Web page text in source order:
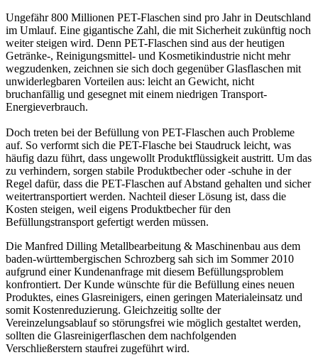
Ungefähr 800 Millionen PET-Flaschen sind pro Jahr in Deutschland
im Umlauf. Eine gigantische Zahl, die mit Sicherheit zukünftig noch
weiter steigen wird. Denn PET-Flaschen sind aus der heutigen
Getränke-, Reinigungsmittel- und Kosmetikindustrie nicht mehr
wegzudenken, zeichnen sie sich doch gegenüber Glasflaschen mit
unwiderlegbaren Vorteilen aus: leicht an Gewicht, nicht
bruchanfällig und gesegnet mit einem niedrigen Transport-
Energieverbrauch.
Doch treten bei der Befüllung von PET-Flaschen auch Probleme
auf. So verformt sich die PET-Flasche bei Staudruck leicht, was
häufig dazu führt, dass ungewollt Produktflüssigkeit austritt. Um das
zu verhindern, sorgen stabile Produktbecher oder -schuhe in der
Regel dafür, dass die PET-Flaschen auf Abstand gehalten und sicher
weitertransportiert werden. Nachteil dieser Lösung ist, dass die
Kosten steigen, weil eigens Produktbecher für den
Befüllungstransport gefertigt werden müssen.
Die Manfred Dilling Metallbearbeitung & Maschinenbau aus dem
baden-württembergischen Schrozberg sah sich im Sommer 2010
aufgrund einer Kundenanfrage mit diesem Befüllungsproblem
konfrontiert. Der Kunde wünschte für die Befüllung eines neuen
Produktes, eines Glasreinigers, einen geringen Materialeinsatz und
somit Kostenreduzierung. Gleichzeitig sollte der
Vereinzelungsablauf so störungsfrei wie möglich gestaltet werden,
sollten die Glasreinigerflaschen dem nachfolgenden
Verschließerstern staufrei zugeführt wird.